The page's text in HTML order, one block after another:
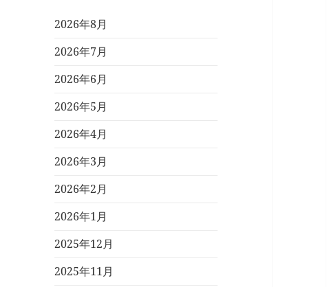
2026年8月
2026年7月
2026年6月
2026年5月
2026年4月
2026年3月
2026年2月
2026年1月
2025年12月
2025年11月